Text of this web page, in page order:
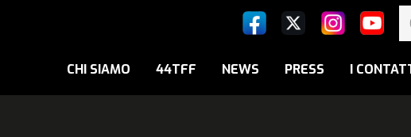
CHI SIAMO 44TFF NEWS PRESS I